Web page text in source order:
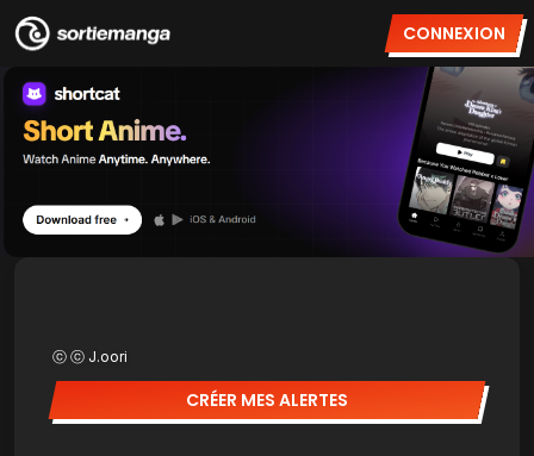
CONNEXION
ⓒ ⓒ J.oori
CRÉER MES ALERTES